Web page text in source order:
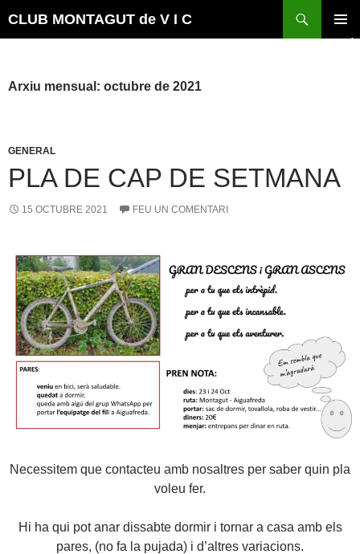
CLUB MONTAGUT de V I C
Arxiu mensual: octubre de 2021
GENERAL
PLA DE CAP DE SETMANA
15 OCTUBRE 2021 FEU UN COMENTARI
Necessitem que contacteu amb nosaltres per saber quin pla
voleu fer.
Hi ha qui pot anar dissabte dormir i tornar a casa amb els
pares, (no fa la pujada) i d’altres variacions.